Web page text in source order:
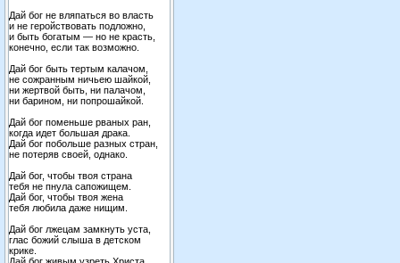
Дай бог не вляпаться во власть
и не геройствовать подложно,
и быть богатым — но не красть,
конечно, если так возможно.
Дай бог быть тертым калачом,
не сожранным ничьею шайкой,
ни жертвой быть, ни палачом,
ни барином, ни попрошайкой.
Дай бог поменьше рваных ран,
когда идет большая драка.
Дай бог побольше разных стран,
не потеряв своей, однако.
Дай бог, чтобы твоя страна
тебя не пнула сапожищем.
Дай бог, чтобы твоя жена
тебя любила даже нищим.
Дай бог лжецам замкнуть уста,
глас божий слыша в детском
крике.